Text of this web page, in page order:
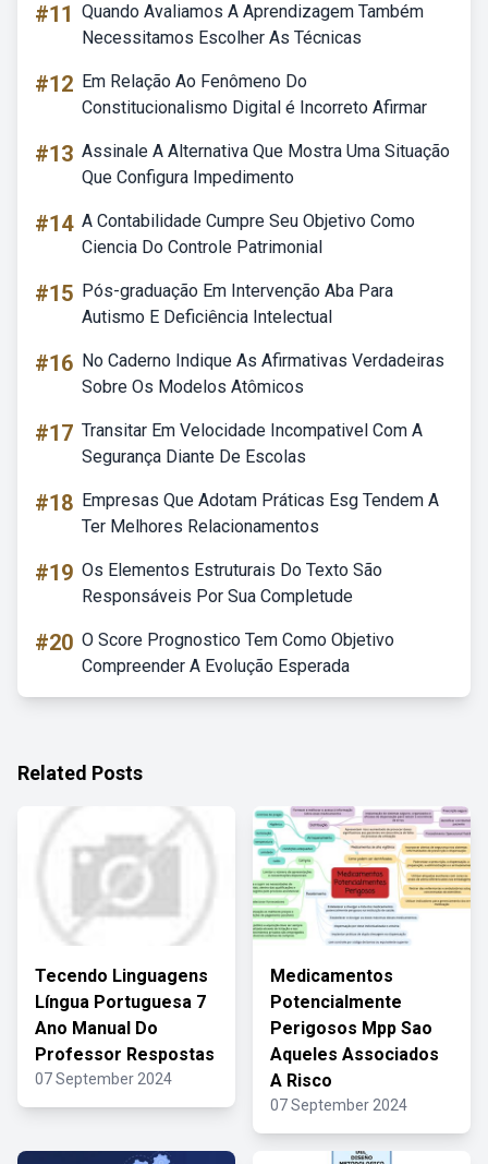
#11 Quando Avaliamos A Aprendizagem Também
Necessitamos Escolher As Técnicas
#12 Em Relação Ao Fenômeno Do
Constitucionalismo Digital é Incorreto Afirmar
#13 Assinale A Alternativa Que Mostra Uma Situação
Que Configura Impedimento
#14 A Contabilidade Cumpre Seu Objetivo Como
Ciencia Do Controle Patrimonial
#15 Pós-graduação Em Intervenção Aba Para
Autismo E Deficiência Intelectual
#16 No Caderno Indique As Afirmativas Verdadeiras
Sobre Os Modelos Atômicos
#17 Transitar Em Velocidade Incompativel Com A
Segurança Diante De Escolas
#18 Empresas Que Adotam Práticas Esg Tendem A
Ter Melhores Relacionamentos
#19 Os Elementos Estruturais Do Texto São
Responsáveis Por Sua Completude
#20 O Score Prognostico Tem Como Objetivo
Compreender A Evolução Esperada
Related Posts
Tecendo Linguagens
Língua Portuguesa 7
Ano Manual Do
Professor Respostas
07 September 2024
Medicamentos
Potencialmente
Perigosos Mpp Sao
Aqueles Associados
A Risco
07 September 2024